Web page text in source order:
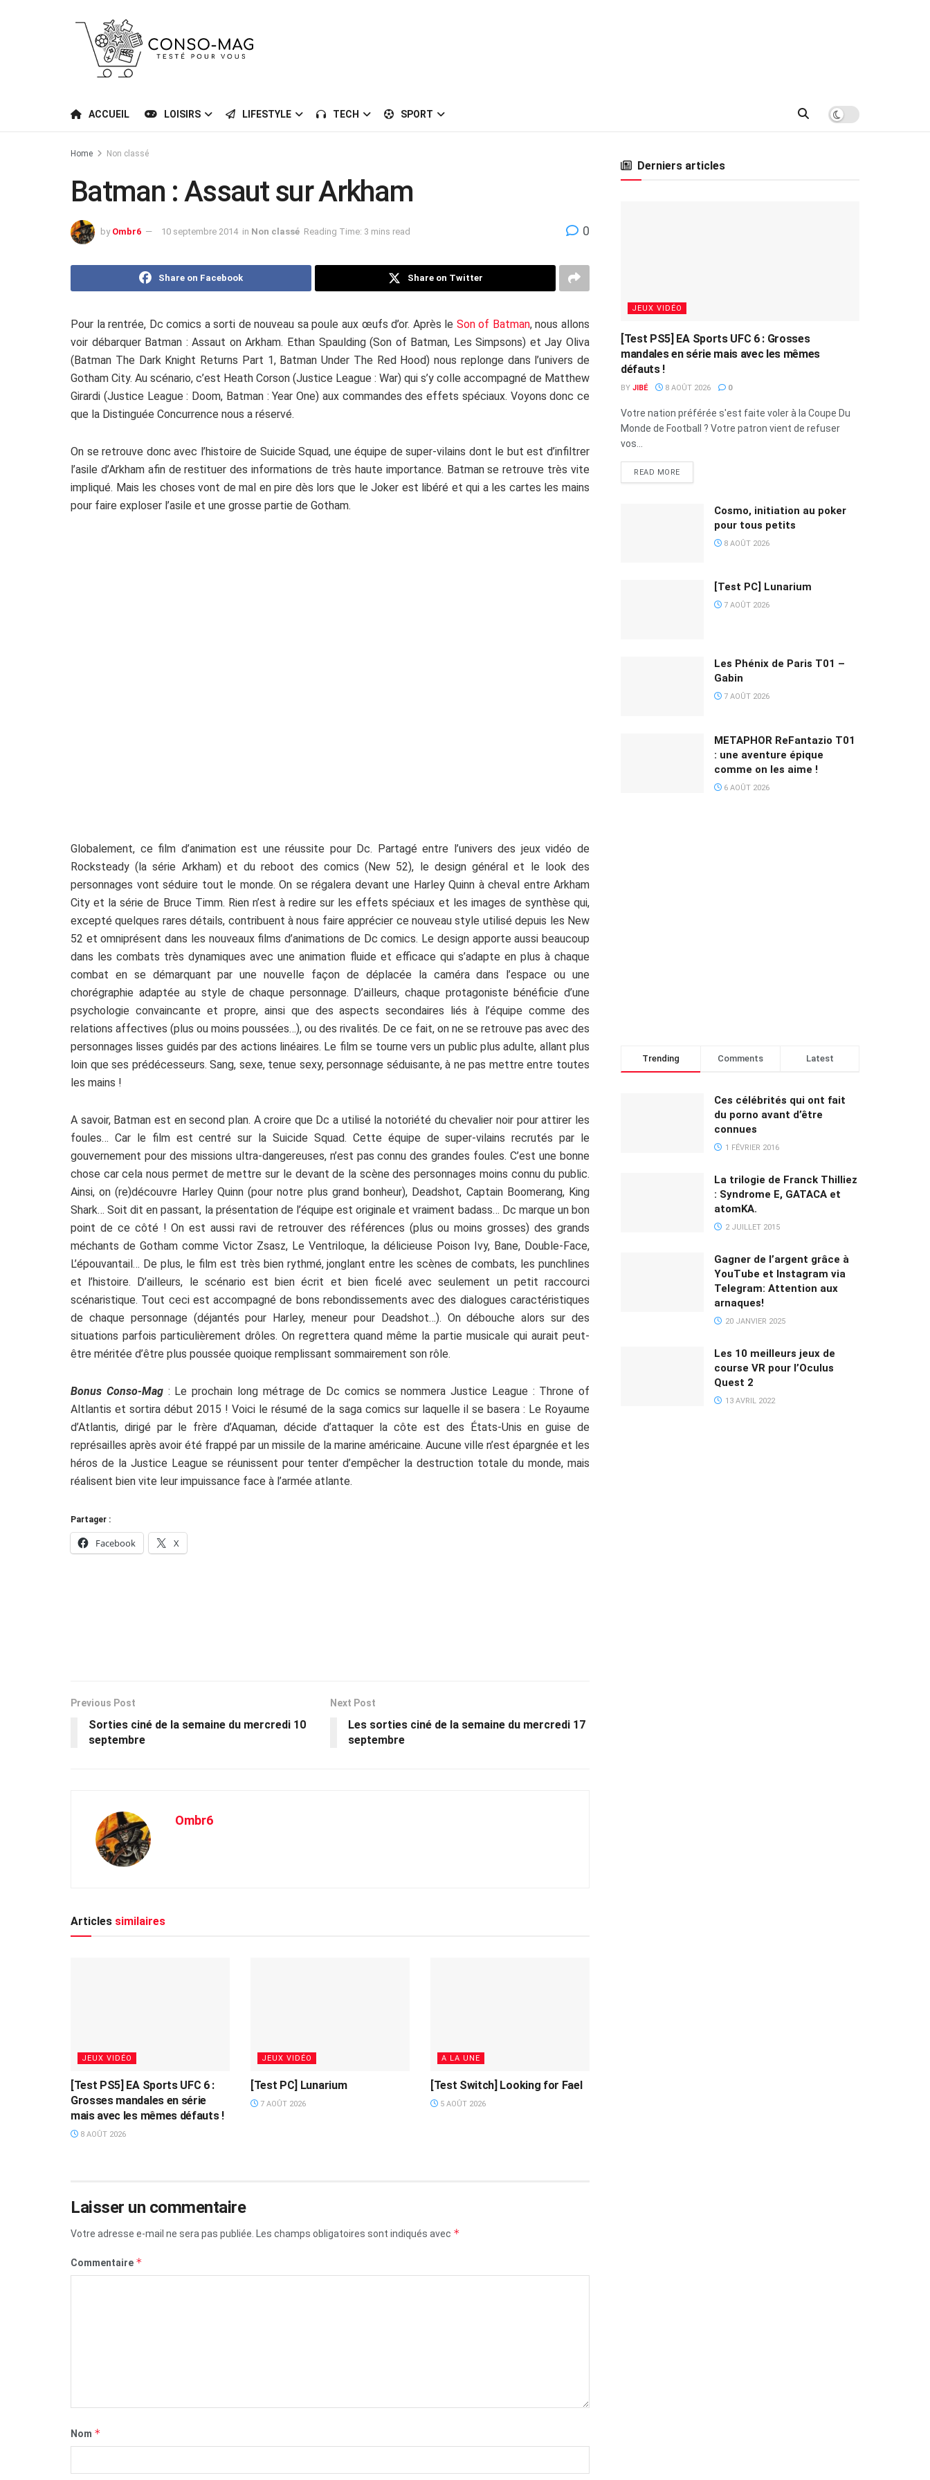
ACCUEIL LOISIRS LIFESTYLE TECH SPORT
Home Non classé
Batman : Assaut sur Arkham
by Ombr6 10 septembre 2014 in Non classé Reading Time: 3 mins read 0
Share on Facebook Share on Twitter
Pour la rentrée, Dc comics a sorti de nouveau sa poule aux œufs d’or. Après le Son of Batman, nous allons
voir débarquer Batman : Assaut on Arkham. Ethan Spaulding (Son of Batman, Les Simpsons) et Jay Oliva
(Batman The Dark Knight Returns Part 1, Batman Under The Red Hood) nous replonge dans l’univers de
Gotham City. Au scénario, c’est Heath Corson (Justice League : War) qui s’y colle accompagné de Matthew
Girardi (Justice League : Doom, Batman : Year One) aux commandes des effets spéciaux. Voyons donc ce
que la Distinguée Concurrence nous a réservé.
On se retrouve donc avec l’histoire de Suicide Squad, une équipe de super-vilains dont le but est d’infiltrer
l’asile d’Arkham afin de restituer des informations de très haute importance. Batman se retrouve très vite
impliqué. Mais les choses vont de mal en pire dès lors que le Joker est libéré et qui a les cartes les mains
pour faire exploser l’asile et une grosse partie de Gotham.
Globalement, ce film d’animation est une réussite pour Dc. Partagé entre l’univers des jeux vidéo de
Rocksteady (la série Arkham) et du reboot des comics (New 52), le design général et le look des
personnages vont séduire tout le monde. On se régalera devant une Harley Quinn à cheval entre Arkham
City et la série de Bruce Timm. Rien n’est à redire sur les effets spéciaux et les images de synthèse qui,
excepté quelques rares détails, contribuent à nous faire apprécier ce nouveau style utilisé depuis les New
52 et omniprésent dans les nouveaux films d’animations de Dc comics. Le design apporte aussi beaucoup
dans les combats très dynamiques avec une animation fluide et efficace qui s’adapte en plus à chaque
combat en se démarquant par une nouvelle façon de déplacée la caméra dans l’espace ou une
chorégraphie adaptée au style de chaque personnage. D’ailleurs, chaque protagoniste bénéficie d’une
psychologie convaincante et propre, ainsi que des aspects secondaires liés à l’équipe comme des
relations affectives (plus ou moins poussées…), ou des rivalités. De ce fait, on ne se retrouve pas avec des
personnages lisses guidés par des actions linéaires. Le film se tourne vers un public plus adulte, allant plus
loin que ses prédécesseurs. Sang, sexe, tenue sexy, personnage séduisante, à ne pas mettre entre toutes
les mains !
A savoir, Batman est en second plan. A croire que Dc a utilisé la notoriété du chevalier noir pour attirer les
foules… Car le film est centré sur la Suicide Squad. Cette équipe de super-vilains recrutés par le
gouvernement pour des missions ultra-dangereuses, n’est pas connu des grandes foules. C’est une bonne
chose car cela nous permet de mettre sur le devant de la scène des personnages moins connu du public.
Ainsi, on (re)découvre Harley Quinn (pour notre plus grand bonheur), Deadshot, Captain Boomerang, King
Shark… Soit dit en passant, la présentation de l’équipe est originale et vraiment badass… Dc marque un bon
point de ce côté ! On est aussi ravi de retrouver des références (plus ou moins grosses) des grands
méchants de Gotham comme Victor Zsasz, Le Ventriloque, la délicieuse Poison Ivy, Bane, Double-Face,
L’épouvantail… De plus, le film est très bien rythmé, jonglant entre les scènes de combats, les punchlines
et l’histoire. D’ailleurs, le scénario est bien écrit et bien ficelé avec seulement un petit raccourci
scénaristique. Tout ceci est accompagné de bons rebondissements avec des dialogues caractéristiques
de chaque personnage (déjantés pour Harley, meneur pour Deadshot…). On débouche alors sur des
situations parfois particulièrement drôles. On regrettera quand même la partie musicale qui aurait peut-
être méritée d’être plus poussée quoique remplissant sommairement son rôle.
Bonus Conso-Mag: Le prochain long métrage de Dc comics se nommera Justice League : Throne of
Altlantis et sortira début 2015 ! Voici le résumé de la saga comics sur laquelle il se basera : Le Royaume
d’Atlantis, dirigé par le frère d’Aquaman, décide d’attaquer la côte est des États-Unis en guise de
représailles après avoir été frappé par un missile de la marine américaine. Aucune ville n’est épargnée et les
héros de la Justice League se réunissent pour tenter d’empêcher la destruction totale du monde, mais
réalisent bien vite leur impuissance face à l’armée atlante.
Partager :
Facebook X
Previous Post
Sorties ciné de la semaine du mercredi 10
septembre
Next Post
Les sorties ciné de la semaine du mercredi 17
septembre
Ombr6
Articles similaires
JEUX VIDÉO
[Test PS5] EA Sports UFC 6 :
Grosses mandales en série
mais avec les mêmes défauts !
8 AOÛT 2026
JEUX VIDÉO
[Test PC] Lunarium
7 AOÛT 2026
A LA UNE
[Test Switch] Looking for Fael
5 AOÛT 2026
Laisser un commentaire
Votre adresse e-mail ne sera pas publiée. Les champs obligatoires sont indiqués avec *
Commentaire *
Nom *
Derniers articles
JEUX VIDÉO
[Test PS5] EA Sports UFC 6 : Grosses
mandales en série mais avec les mêmes
défauts !
BY JIBÉ 8 AOÛT 2026 0
Votre nation préférée s'est faite voler à la Coupe Du
Monde de Football ? Votre patron vient de refuser
vos...
READ MORE
Cosmo, initiation au poker
pour tous petits
8 AOÛT 2026
[Test PC] Lunarium
7 AOÛT 2026
Les Phénix de Paris T01 –
Gabin
7 AOÛT 2026
METAPHOR ReFantazio T01
: une aventure épique
comme on les aime !
6 AOÛT 2026
Trending Comments Latest
Ces célébrités qui ont fait
du porno avant d’être
connues
1 FÉVRIER 2016
La trilogie de Franck Thilliez
: Syndrome E, GATACA et
atomKA.
2 JUILLET 2015
Gagner de l’argent grâce à
YouTube et Instagram via
Telegram: Attention aux
arnaques!
20 JANVIER 2025
Les 10 meilleurs jeux de
course VR pour l’Oculus
Quest 2
13 AVRIL 2022